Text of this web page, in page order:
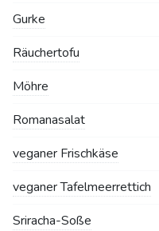
Gurke
Räuchertofu
Möhre
Romanasalat
veganer Frischkäse
veganer Tafelmeerrettich
Sriracha-Soße